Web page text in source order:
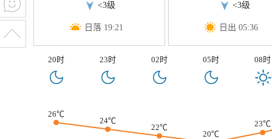
<3级
日落 19:21
<3级
日出 05:36
20时 23时 02时 05时 08时
26℃
24℃
22℃
20℃
23℃